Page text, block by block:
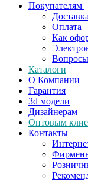
Покупателям
Доставка
Оплата
Как
Каталоги
О Компании
Гарантия
3d модели
Дизайнерам
Оптовым
Контакты